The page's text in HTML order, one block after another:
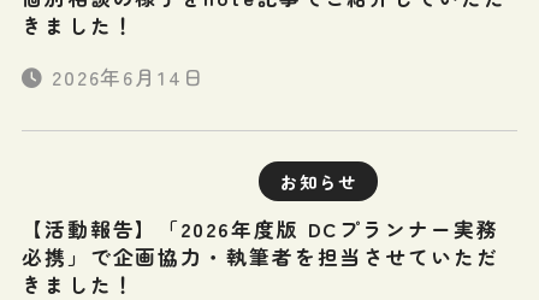
きました！
2026年6月14日
お知らせ
【活動報告】「2026年度版 DCプランナー実務
必携」で企画協力・執筆者を担当させていただ
きました！